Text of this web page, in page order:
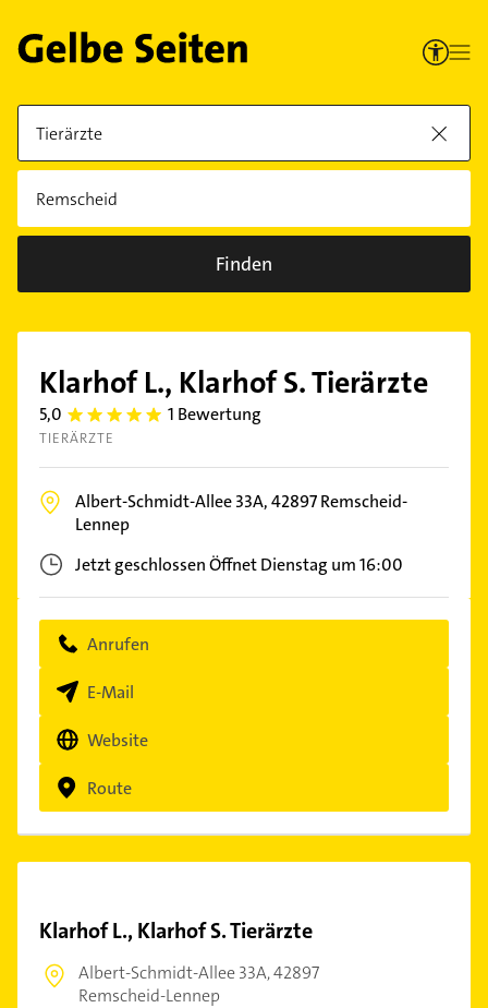
Finden
Klarhof L., Klarhof S. Tierärzte
5,0 5.0 1 Bewertung
TIERÄRZTE
Albert-Schmidt-Allee 33A,42897Remscheid-
Lennep
Jetzt geschlossenÖffnet Dienstag um 16:00
Anrufen
E-Mail
Website
Route
Klarhof L., Klarhof S. Tierärzte
Albert-Schmidt-Allee 33A,42897
Remscheid-Lennep